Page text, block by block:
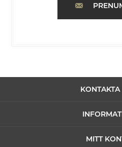
KONTAKTA
MITT